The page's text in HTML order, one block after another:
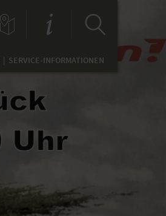
SERVICE-INFORMATIONEN